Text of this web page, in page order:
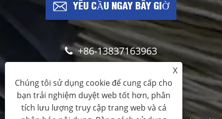
YÊU CẦU NGAY BÂY GIỜ
+86-13837163963
info@brushfilaments.com
X
Chúng tôi sử dụng cookie để cung cấp cho
bạn trải nghiệm duyệt web tốt hơn, phân
tích lưu lượng truy cập trang web và cá